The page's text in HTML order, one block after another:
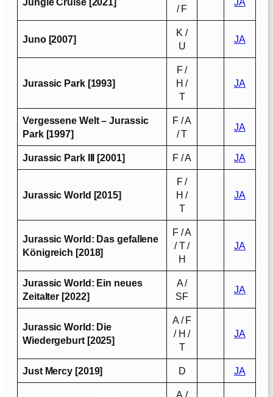
/ F
Juno [2007]
K /
U
JA
Jurassic Park [1993]
F /
H /
T
JA
Vergessene Welt – Jurassic
Park [1997]
F / A
/ T
JA
Jurassic Park III [2001] F / A JA
Jurassic World [2015]
F /
H /
T
JA
Jurassic World: Das gefallene
Königreich [2018]
F / A
/ T /
H
JA
Jurassic World: Ein neues
Zeitalter [2022]
A /
SF
JA
Jurassic World: Die
Wiedergeburt [2025]
A / F
/ H /
T
JA
Just Mercy [2019] D JA
A /